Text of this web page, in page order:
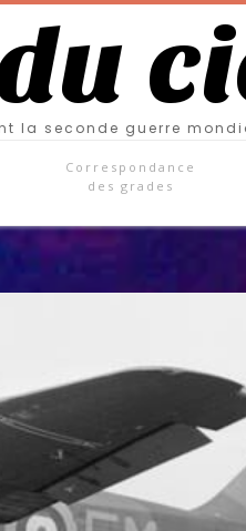
la seconde guerre
Correspondance
des grades